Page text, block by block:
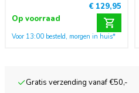
€ 129,95
Op voorraad
Voor 13:00 besteld, morgen in huis*
Gratis verzending vanaf €50,-